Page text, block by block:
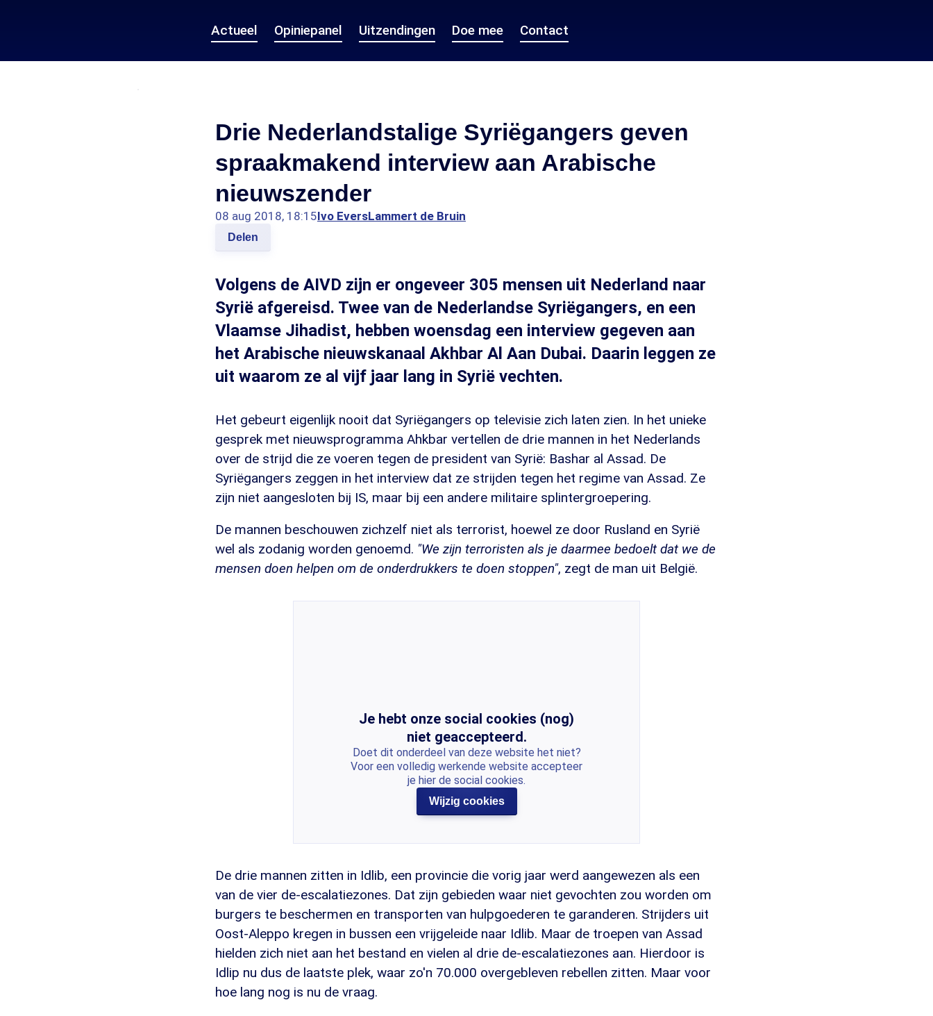
Actueel Opiniepanel Uitzendingen Doe mee Contact
Drie Nederlandstalige Syriëgangers geven
spraakmakend interview aan Arabische
nieuwszender
08 aug 2018, 18:15Ivo EversLammert de Bruin
Delen
Volgens de AIVD zijn er ongeveer 305 mensen uit Nederland naar
Syrië afgereisd. Twee van de Nederlandse Syriëgangers, en een
Vlaamse Jihadist, hebben woensdag een interview gegeven aan
het Arabische nieuwskanaal Akhbar Al Aan Dubai. Daarin leggen ze
uit waarom ze al vijf jaar lang in Syrië vechten.
Het gebeurt eigenlijk nooit dat Syriëgangers op televisie zich laten zien. In het unieke
gesprek met nieuwsprogramma Ahkbar vertellen de drie mannen in het Nederlands
over de strijd die ze voeren tegen de president van Syrië: Bashar al Assad. De
Syriëgangers zeggen in het interview dat ze strijden tegen het regime van Assad. Ze
zijn niet aangesloten bij IS, maar bij een andere militaire splintergroepering.
De mannen beschouwen zichzelf niet als terrorist, hoewel ze door Rusland en Syrië
wel als zodanig worden genoemd. "We zijn terroristen als je daarmee bedoelt dat we de
mensen doen helpen om de onderdrukkers te doen stoppen", zegt de man uit België.
Je hebt onze social cookies (nog)
niet geaccepteerd.
Doet dit onderdeel van deze website het niet?
Voor een volledig werkende website accepteer
je hier de social cookies.
Wijzig cookies
De drie mannen zitten in Idlib, een provincie die vorig jaar werd aangewezen als een
van de vier de-escalatiezones. Dat zijn gebieden waar niet gevochten zou worden om
burgers te beschermen en transporten van hulpgoederen te garanderen. Strijders uit
Oost-Aleppo kregen in bussen een vrijgeleide naar Idlib. Maar de troepen van Assad
hielden zich niet aan het bestand en vielen al drie de-escalatiezones aan. Hierdoor is
Idlip nu dus de laatste plek, waar zo'n 70.000 overgebleven rebellen zitten. Maar voor
hoe lang nog is nu de vraag.